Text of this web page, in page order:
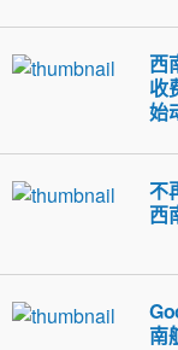
西
收
始
不
西
南